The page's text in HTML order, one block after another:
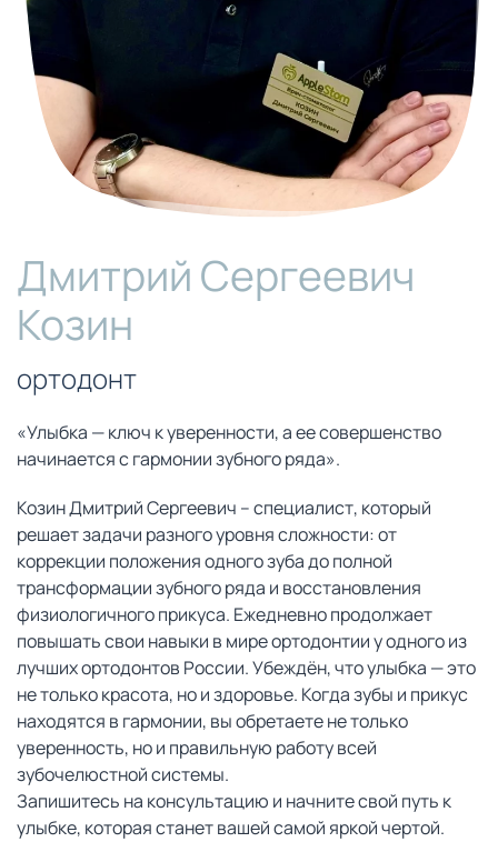
Дмитрий Сергеевич
Козин
ортодонт
«Улыбка — ключ к уверенности, а ее совершенство
начинается с гармонии зубного ряда».
Козин Дмитрий Сергеевич – специалист, который
решает задачи разного уровня сложности: от
коррекции положения одного зуба до полной
трансформации зубного ряда и восстановления
физиологичного прикуса. Ежедневно продолжает
повышать свои навыки в мире ортодонтии у одного из
лучших ортодонтов России. Убеждён, что улыбка — это
не только красота, но и здоровье. Когда зубы и прикус
находятся в гармонии, вы обретаете не только
уверенность, но и правильную работу всей
зубочелюстной системы.
Запишитесь на консультацию и начните свой путь к
улыбке, которая станет вашей самой яркой чертой.